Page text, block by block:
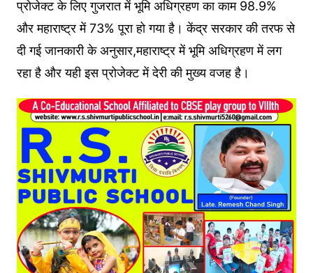
प्रोजेक्ट के लिए गुजरात में भूमि अधिग्रहण का काम 98.9%
और महाराष्ट्र में 73% पूरा हो गया है। केंद्र सरकार की तरफ से
दी गई जानकारी के अनुसार,महाराष्ट्र में भूमि अधिग्रहण में लग
रहा है और यही इस प्रोजेक्ट में देरी की मुख्य वजह है।